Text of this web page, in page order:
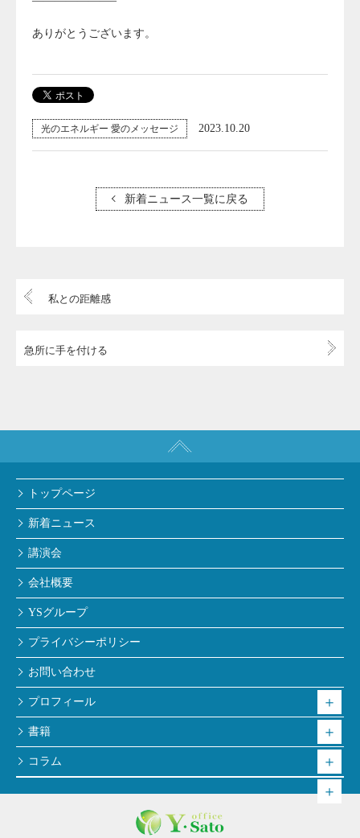
ありがとうございます。
光のエネルギー 愛のメッセージ 2023.10.20
新着ニュース一覧に戻る
私との距離感
急所に手を付ける
トップページ
新着ニュース
講演会
会社概要
YSグループ
プライバシーポリシー
お問い合わせ
プロフィール
書籍
コラム